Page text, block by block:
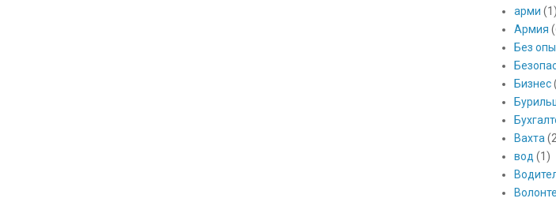
арми
Армия
Без
Бизнес
Вахта
вод (1)